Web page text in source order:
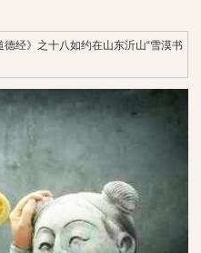
经》之十八如约在山东沂山“雪漠书